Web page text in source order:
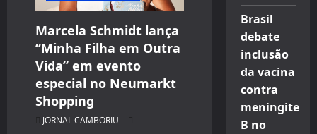
Marcela Schmidt lança
“Minha Filha em Outra
Vida” em evento
especial no Neumarkt
Shopping
JORNAL CAMBORIU
Brasil
debate
inclusão
da vacina
contra
meningite
B no